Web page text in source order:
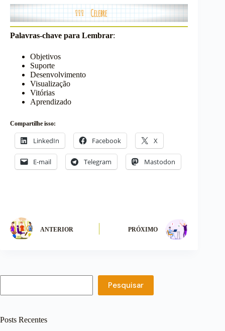
Palavras-chave para Lembrar:
Objetivos
Suporte
Desenvolvimento
Visualização
Vitórias
Aprendizado
Compartilhe isso:
LinkedIn Facebook X
E-mail Telegram Mastodon
ANTERIOR PRÓXIMO
Pesquisar
Posts Recentes